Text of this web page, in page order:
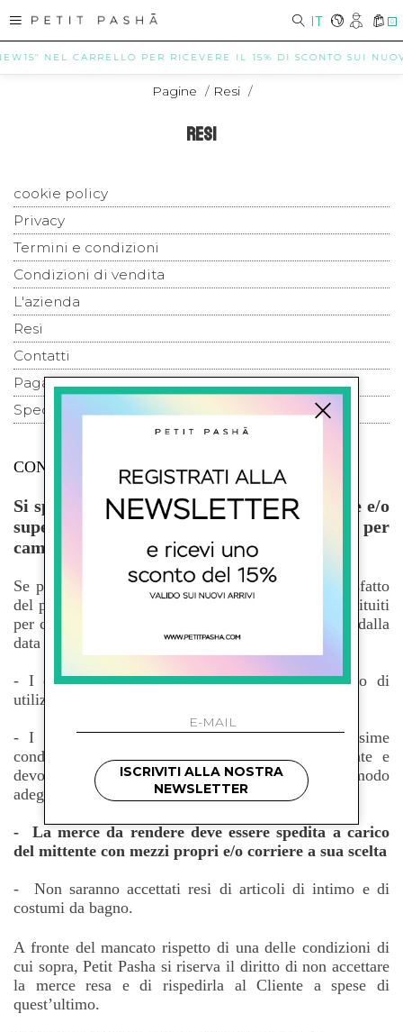
IT 0
NEL CARRELLO PER RICEVERE IL 15% DI SCONTO SUI
Pagine / Resi /
RESI
cookie policy
Privacy
Termini e condizioni
Condizioni di vendita
L'azienda
Resi
Contatti
Pagamenti
Spedizione
CONDIZIONI DI RESO
Si specifica che gli articoli con sconto uguale e/o
superiore al 70% non saranno restituibili per
cambi o resi.
Se per qualsiasi motivo il Cliente non fosse soddisfatto
del proprio acquisto, gli articoli possono essere restituiti
per cambio taglia o rimborso entro 15 giorni solari dalla
data di ricezione della merce.
- I capi Resi non devono presentare alcun segno di
utilizzo e devono avere i sigilli di garanzia intatti.
- I capi vanno necessariamente resi nelle medesime
condizioni nelle quali sono stati spediti al Cliente e
devono essere impacchettati e imballati in modo
adeguato.
- La merce da rendere deve essere spedita a carico
del mittente con mezzi propri e/o corriere a sua scelta
- Non saranno accettati resi di articoli di intimo e di
costumi da bagno.
A fronte del mancato rispetto di una delle condizioni di
cui sopra, Petit Pasha si riserva il diritto di non accettare
la merce resa e di rispedirla al Cliente a spese di
quest’ultimo.
ISCRIVITI ALLA NOSTRA
NEWSLETTER